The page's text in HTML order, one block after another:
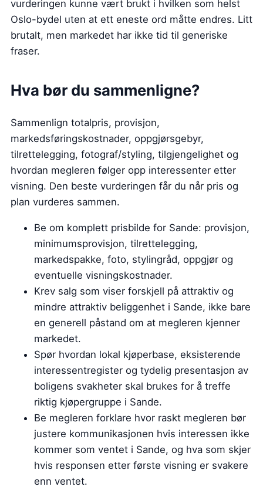
vurderingen kunne vært brukt i hvilken som helst
Oslo-bydel uten at ett eneste ord måtte endres. Litt
brutalt, men markedet har ikke tid til generiske
fraser.
Hva bør du sammenligne?
Sammenlign totalpris, provisjon,
markedsføringskostnader, oppgjørsgebyr,
tilrettelegging, fotograf/styling, tilgjengelighet og
hvordan megleren følger opp interessenter etter
visning. Den beste vurderingen får du når pris og
plan vurderes sammen.
Be om komplett prisbilde for Sande: provisjon,
minimumsprovisjon, tilrettelegging,
markedspakke, foto, stylingråd, oppgjør og
eventuelle visningskostnader.
Krev salg som viser forskjell på attraktiv og
mindre attraktiv beliggenhet i Sande, ikke bare
en generell påstand om at megleren kjenner
markedet.
Spør hvordan lokal kjøperbase, eksisterende
interessentregister og tydelig presentasjon av
boligens svakheter skal brukes for å treffe
riktig kjøpergruppe i Sande.
Be megleren forklare hvor raskt megleren bør
justere kommunikasjonen hvis interessen ikke
kommer som ventet i Sande, og hva som skjer
hvis responsen etter første visning er svakere
enn ventet.